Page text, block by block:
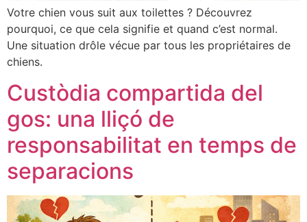
Votre chien vous suit aux toilettes ? Découvrez
pourquoi, ce que cela signifie et quand c’est normal.
Une situation drôle vécue par tous les propriétaires de
chiens.
Custòdia compartida del
gos: una lliçó de
responsabilitat en temps de
separacions